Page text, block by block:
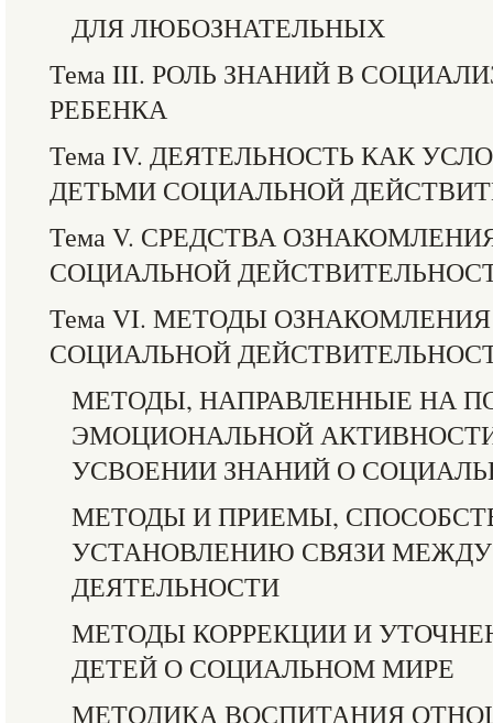
ДЛЯ ЛЮБОЗНАТЕЛЬНЫХ
Тема III. РОЛЬ ЗНАНИЙ В
РЕБЕНКА
Тема IV. ДЕЯТЕЛЬНОСТЬ КАК
ДЕТЬМИ СОЦИАЛЬНОЙ
Тема V. СРЕДСТВА
СОЦИАЛЬНОЙ
Тема VI. МЕТОДЫ
СОЦИАЛЬНОЙ
МЕТОДЫ, НАПРАВЛЕННЫЕ НА
ЭМОЦИОНАЛЬНОЙ
УСВОЕНИИ ЗНАНИЙ О
МЕТОДЫ И ПРИЕМЫ,
УСТАНОВЛЕНИЮ СВЯЗИ
ДЕЯТЕЛЬНОСТИ
МЕТОДЫ КОРРЕКЦИИ И
ДЕТЕЙ О СОЦИАЛЬНОМ МИРЕ
МЕТОДИКА ВОСПИТАНИЯ